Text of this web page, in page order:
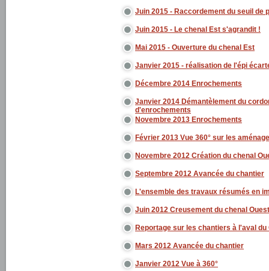
Juin 2015 - Raccordement du seuil de
Juin 2015 - Le chenal Est s'agrandit !
Mai 2015 - Ouverture du chenal Est
Janvier 2015 - réalisation de l'épi
Décembre 2014 Enrochements
Janvier 2014 Démantèlement du
d'enrochements
Novembre 2013 Enrochements
Février 2013 Vue 360° sur les
Novembre 2012 Création du chenal
Septembre 2012 Avancée du chantier
L'ensemble des travaux résumés en
Juin 2012 Creusement du chenal Ouest
Reportage sur les chantiers à l'aval du
Mars 2012 Avancée du chantier
Janvier 2012 Vue à 360°